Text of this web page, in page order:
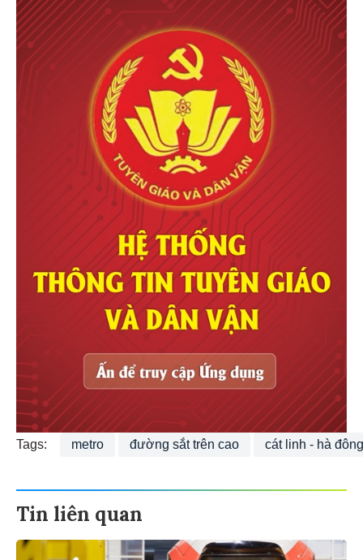
Tags: metro đường sắt trên cao cát linh - hà đông
Tin liên quan